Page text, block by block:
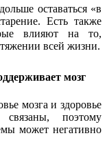
оставаться «в
Есть также
влияют на то,
всей жизни.
мозг
мозга и здоровье
связаны, поэтому
может негативно